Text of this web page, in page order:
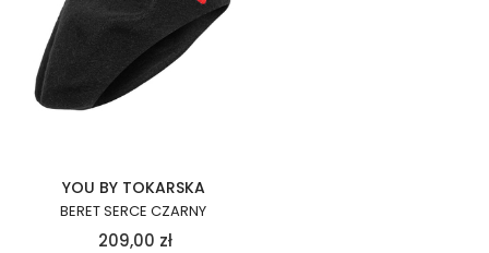
YOU BY TOKARSKA
BERET SERCE CZARNY
209,00 zł